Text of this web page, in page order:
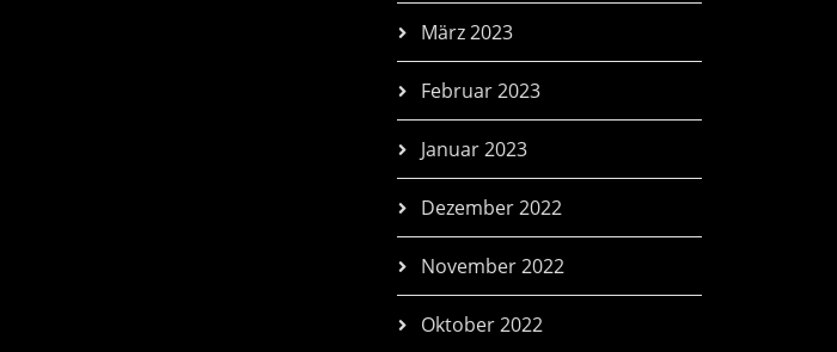
März 2023
Februar 2023
Januar 2023
Dezember 2022
November 2022
Oktober 2022